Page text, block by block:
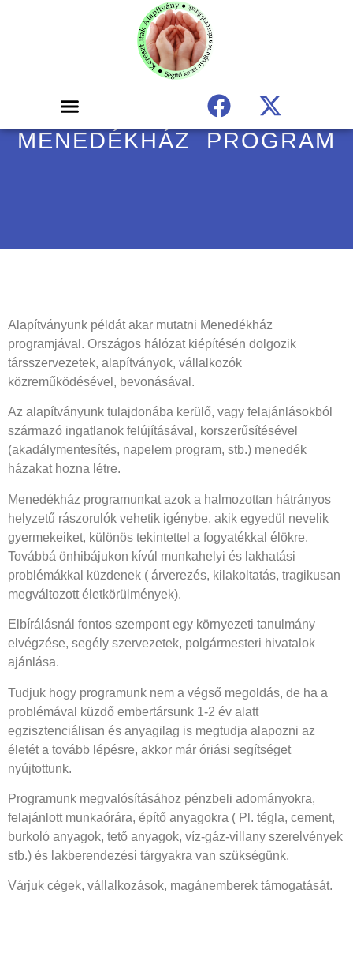
MENEDÉKHÁZ PROGRAM
Alapítványunk példát akar mutatni Menedékház
programjával. Országos hálózat kiépítésén dolgozik
társszervezetek, alapítványok, vállalkozók
közreműködésével, bevonásával.
Az alapítványunk tulajdonába kerülő, vagy felajánlásokból
származó ingatlanok felújításával, korszerűsítésével
(akadálymentesítés, napelem program, stb.) menedék
házakat hozna létre.
Menedékház programunkat azok a halmozottan hátrányos
helyzetű rászorulók vehetik igénybe, akik egyedül nevelik
gyermekeiket, különös tekintettel a fogyatékkal élökre.
Továbbá önhibájukon kívúl munkahelyi és lakhatási
problémákkal küzdenek ( árverezés, kilakoltatás, tragikusan
megváltozott életkörülmények).
Elbírálásnál fontos szempont egy környezeti tanulmány
elvégzése, segély szervezetek, polgármesteri hivatalok
ajánlása.
Tudjuk hogy programunk nem a végső megoldás, de ha a
problémával küzdő embertársunk 1-2 év alatt
egzisztenciálisan és anyagilag is megtudja alapozni az
életét a tovább lépésre, akkor már óriási segítséget
nyújtottunk.
Programunk megvalósításához pénzbeli adományokra,
felajánlott munkaórára, építő anyagokra ( Pl. tégla, cement,
burkoló anyagok, tető anyagok, víz-gáz-villany szerelvények
stb.) és lakberendezési tárgyakra van szükségünk.
Várjuk cégek, vállalkozások, magánemberek támogatását.